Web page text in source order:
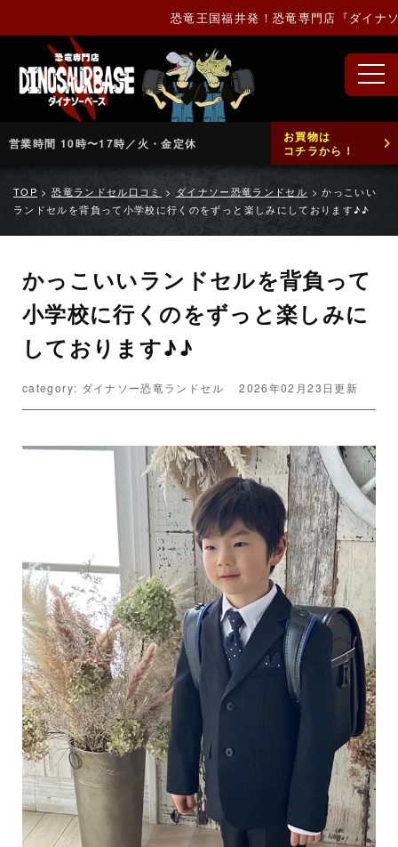
恐竜王国福井発！恐竜専門店『ダイナソ
営業時間 10時〜17時／火・金定休
お買物は
コチラから！
TOP >恐竜ランドセル口コミ > ダイナソー恐竜ランドセル >かっこいい
ランドセルを背負って小学校に行くのをずっと楽しみにしております♪♪
かっこいいランドセルを背負って
小学校に行くのをずっと楽しみに
しております♪♪
category: ダイナソー恐竜ランドセル 2026年02月23日更新